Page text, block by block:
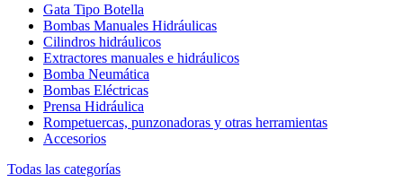
Gata Tipo Botella
Bombas Manuales Hidráulicas
Cilindros hidráulicos
Extractores manuales e hidráulicos
Bomba Neumática
Bombas Eléctricas
Prensa Hidráulica
Rompetuercas, punzonadoras y otras herramientas
Accesorios
Todas las categorías